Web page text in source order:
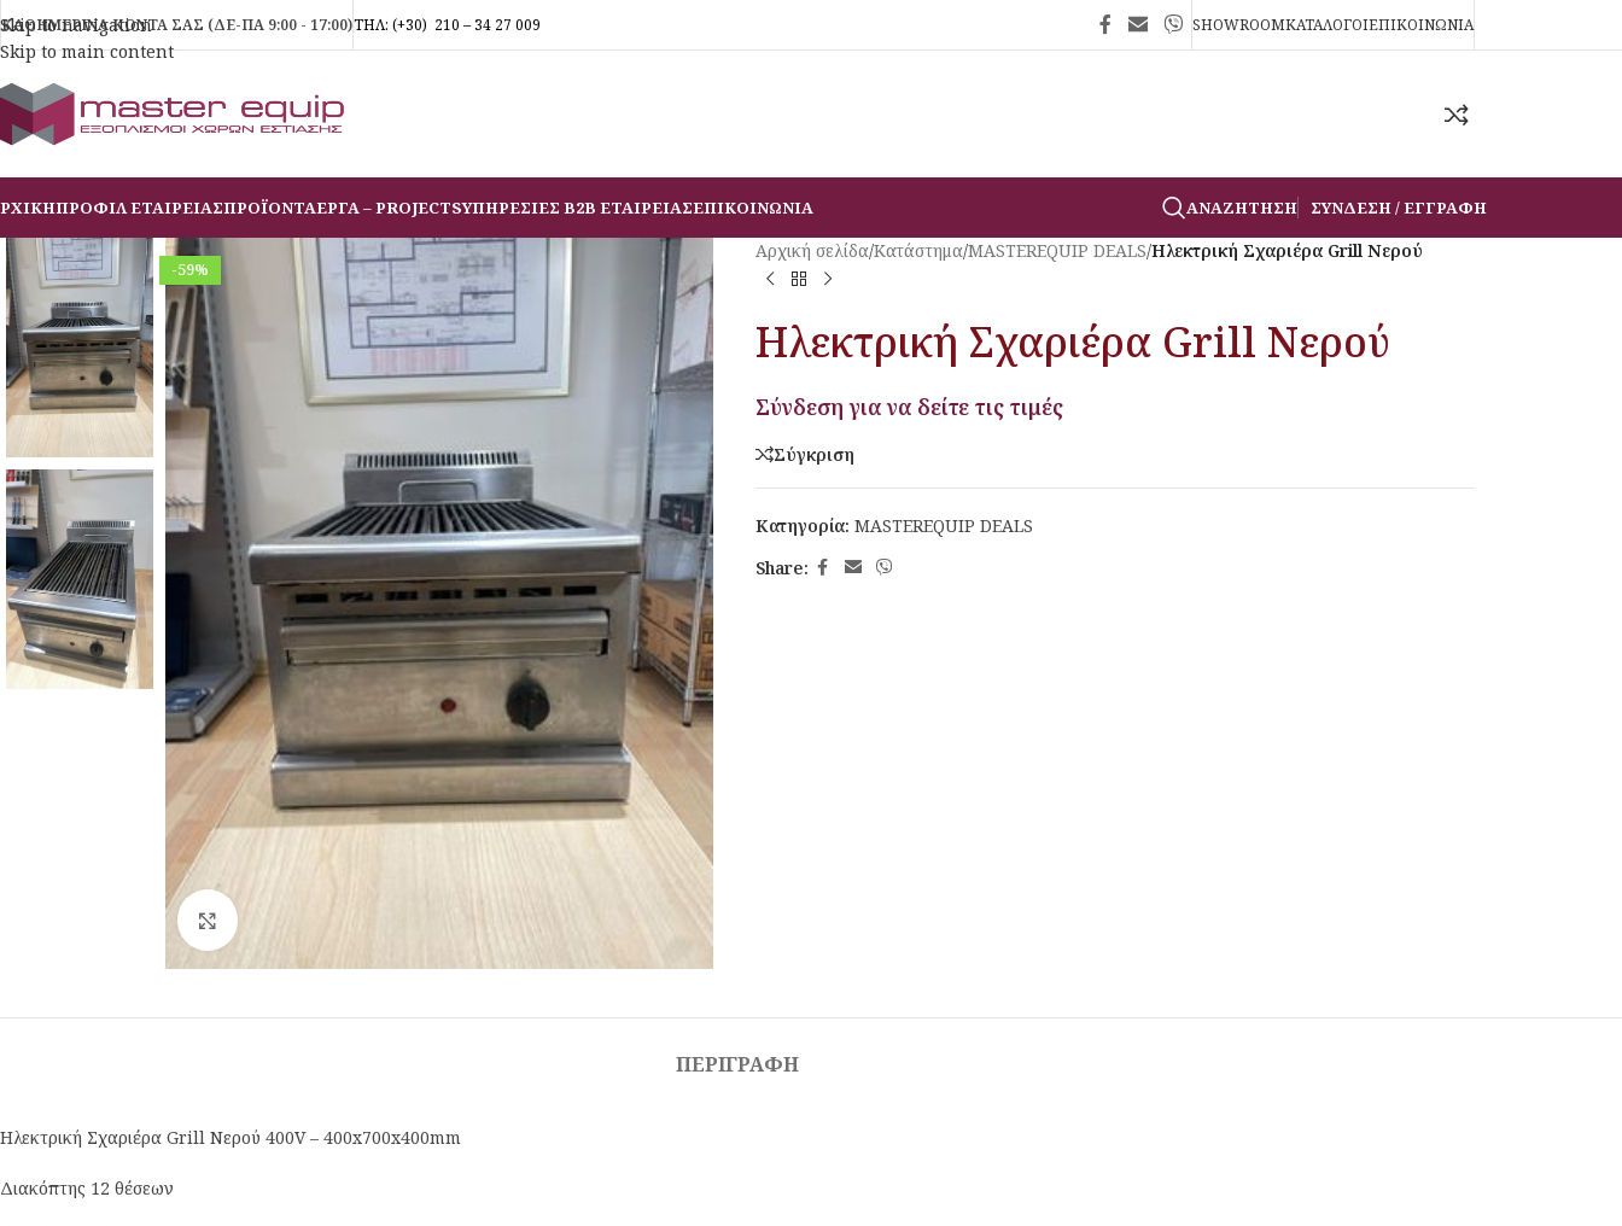
Skip to navigation
Skip to main content
ΚΑΘΗΜΕΡΙΝΑ ΚΟΝΤΑ ΣΑΣ (ΔΕ-ΠΑ 9:00 - 17:00)ΤΗΛ: (+30) 210 – 34 27 009 SHOWROOMΚΑΤΑΛΟΓΟΙΕΠΙΚΟΙΝΩΝΙΑ
ΠΡΟΦΙΛ ΕΤΑΙΡΕΙΑΣΠΡΟΪΟΝΤΑΕΡΓΑ – PROJECTSΥΠΗΡΕΣΙΕΣ B2B ΕΤΑΙΡΕΙΑΣΕΠΙΚΟΙΝΩΝΙΑ ΑΝΑΖΉΤΗΣΗ ΣΎΝΔΕΣΗ / ΕΓΓΡΑΦΉ
-59%
Αρχική σελίδα/Κατάστημα/MASTEREQUIP DEALS/Ηλεκτρική Σχαριέρα Grill Νερού
Ηλεκτρική Σχαριέρα Grill Νερού
Σύνδεση για να δείτε τις τιμές
Σύγκριση
Κατηγορία: MASTEREQUIP DEALS
Share:
ΠΕΡΙΓΡΑΦΉ
Ηλεκτρική Σχαριέρα Grill Νερού 400V – 400x700x400mm
Διακόπτης 12 θέσεων